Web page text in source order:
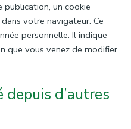
publication, un cookie
votre navigateur. Ce
personnelle. Il indique
que vous venez de modifier.
d’autres